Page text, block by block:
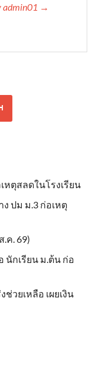
admin01 →
หตุสลดในโรงเรียน
ปม ม.3 ก่อเหตุ
ค. 69)
นักเรียน ม.ต้น ก่อ
ช่วยเหลือ เผยเงิน